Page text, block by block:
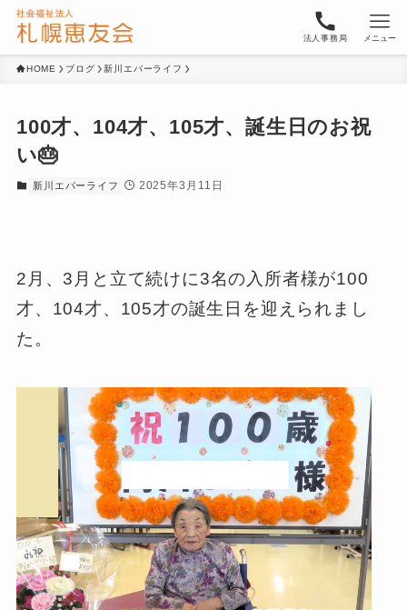
法人事務局 メニュー
HOME ブログ 新川エバーライフ
100才、104才、105才、誕生日のお祝
い🎂
新川エバーライフ 2025年3月11日
2月、3月と立て続けに3名の入所者様が100
才、104才、105才の誕生日を迎えられまし
た。